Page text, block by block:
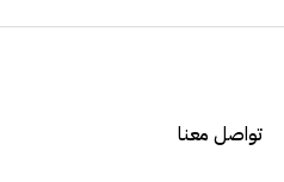
تواصل معنا